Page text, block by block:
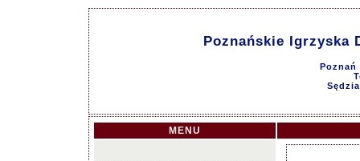
Poznańskie Igrzyska
Poznań
MENU